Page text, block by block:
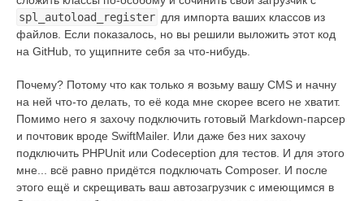
spl_autoload_register для импорта ваших классов из
файлов. Если показалось, но вы решили выложить этот код
на GitHub, то ущипните себя за что-нибудь.
Почему? Потому что как только я возьму вашу CMS и начну
на ней что-то делать, то её кода мне скорее всего не хватит.
Помимо него я захочу подключить готовый Markdown-парсер
и почтовик вроде SwiftMailer. Или даже без них захочу
подключить PHPUnit или Codeception для тестов. И для этого
мне... всё равно придётся подключать Composer. И после
этого ещё и скрещивать ваш автозагрузчик с имеющимся в